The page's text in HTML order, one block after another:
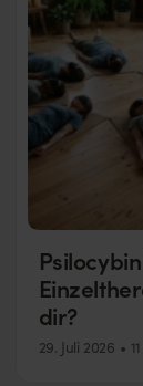
dir?
29. Juli 2026